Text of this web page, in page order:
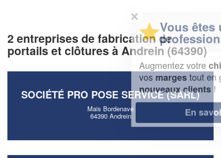
2 entreprises de fabrication de
portails et clôtures à Andrein (64390)
SOCIÉTÉ PRO POSE SERVICE (SARL)
Mais Bordenave
64390 Andrein
Vous êtes un
professionnel ?
chiffre d'affaireset
tout en gagnant de
nouveaux clients!
En savoir plus